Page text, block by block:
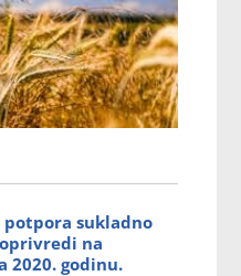
potpora sukladno
na
2020. godinu.